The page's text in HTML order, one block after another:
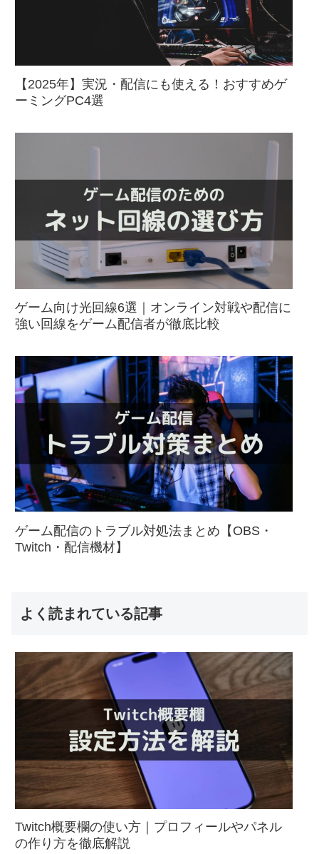
【2025年】実況・配信にも使える！おすすめゲ
ーミングPC4選
ゲーム向け光回線6選｜オンライン対戦や配信に
強い回線をゲーム配信者が徹底比較
ゲーム配信のトラブル対処法まとめ【OBS・
Twitch・配信機材】
よく読まれている記事
Twitch概要欄の使い方｜プロフィールやパネル
の作り方を徹底解説